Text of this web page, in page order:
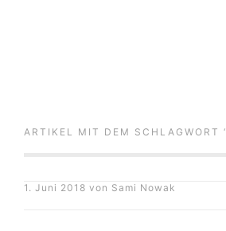
ARTIKEL MIT DEM SCHLAGWORT ‘
1. Juni 2018 von Sami Nowak